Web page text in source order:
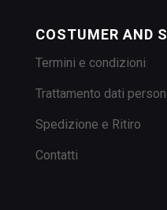
COSTUMER AND
Termini e condizioni
Trattamento dati
Spedizione e Ritiro
Contatti